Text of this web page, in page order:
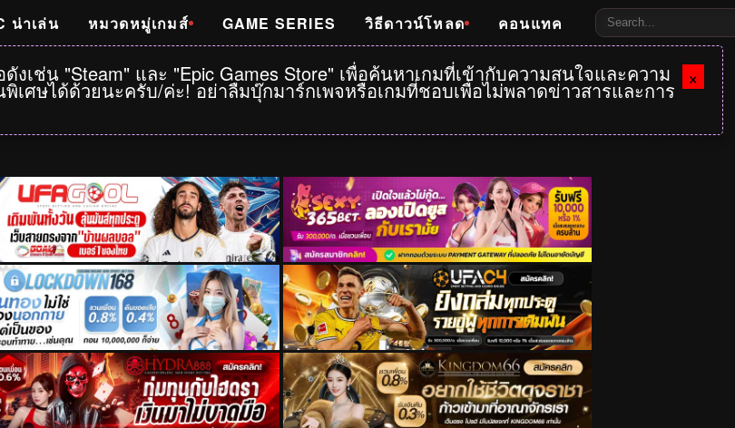
น่าเล่น หมวดหมู่เกมส์ GAME SERIES วิธีดาวน์โหลด คอนแทค
×
ช่น "Steam" และ "Epic Games Store" เพื่อค้นหาเกมที่เข้ากับความสนใจและความ
ศษได้ด้วยนะครับ/ค่ะ! อย่าลืมบุ๊กมาร์กเพจหรือเกมที่ชอบเพื่อไม่พลาดข่าวสารและการ